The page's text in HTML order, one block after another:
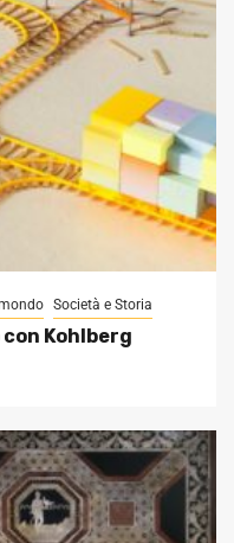
Società e Storia
Kohlberg